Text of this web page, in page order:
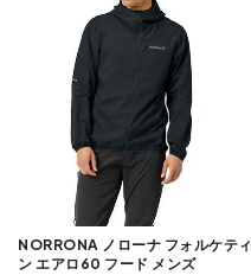
NORRONA ノローナ フォルケティ
ン エアロ60 フード メンズ